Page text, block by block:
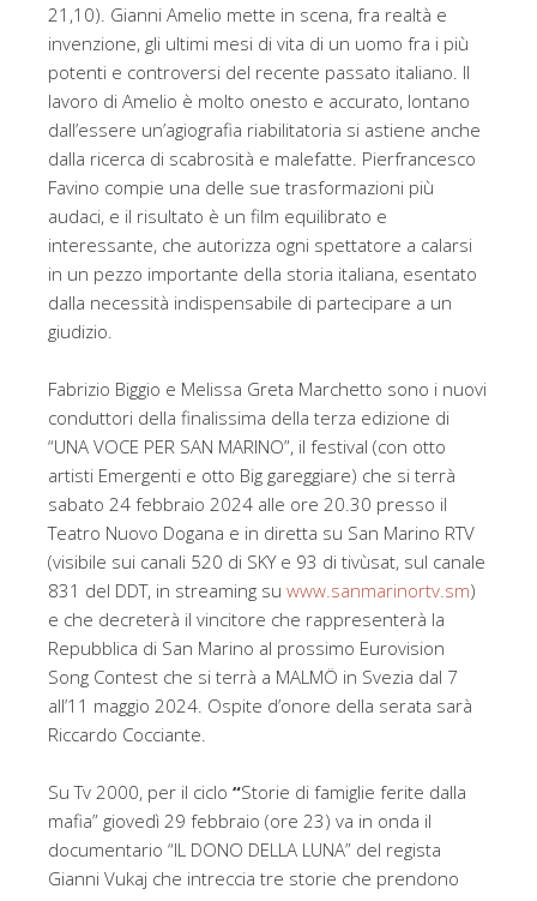
21,10). Gianni Amelio mette in scena, fra realtà e
invenzione, gli ultimi mesi di vita di un uomo fra i più
potenti e controversi del recente passato italiano. Il
lavoro di Amelio è molto onesto e accurato, lontano
dall’essere un’agiografia riabilitatoria si astiene anche
dalla ricerca di scabrosità e malefatte. Pierfrancesco
Favino compie una delle sue trasformazioni più
audaci, e il risultato è un film equilibrato e
interessante, che autorizza ogni spettatore a calarsi
in un pezzo importante della storia italiana, esentato
dalla necessità indispensabile di partecipare a un
giudizio.
Fabrizio Biggio e Melissa Greta Marchetto sono i nuovi
conduttori della finalissima della terza edizione di
“UNA VOCE PER SAN MARINO”, il festival (con otto
artisti Emergenti e otto Big gareggiare) che si terrà
sabato 24 febbraio 2024 alle ore 20.30 presso il
Teatro Nuovo Dogana e in diretta su San Marino RTV
(visibile sui canali 520 di SKY e 93 di tivùsat, sul canale
831 del DDT, in streaming su www.sanmarinortv.sm)
e che decreterà il vincitore che rappresenterà la
Repubblica di San Marino al prossimo Eurovision
Song Contest che si terrà a MALMÖ in Svezia dal 7
all’11 maggio 2024. Ospite d’onore della serata sarà
Riccardo Cocciante.
Su Tv 2000, per il ciclo “Storie di famiglie ferite dalla
mafia” giovedì 29 febbraio (ore 23) va in onda il
documentario “IL DONO DELLA LUNA” del regista
Gianni Vukaj che intreccia tre storie che prendono